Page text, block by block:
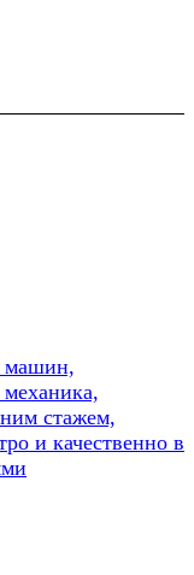
машин,
стажем,
и качественно в